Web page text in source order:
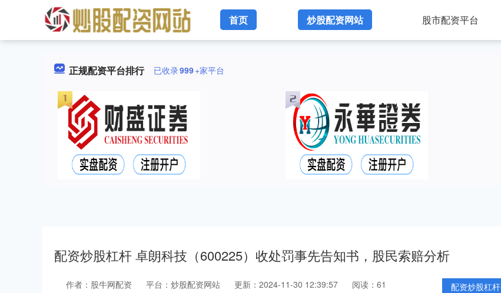
首页 炒股配资网站 股市配资平台
正规配资平台排行 已收录999+家平台
配资炒股杠杆 卓朗科技（600225）收处罚事先告知书，股民索赔分析
配资炒股杠杆
作者：股牛网配资 平台：炒股配资网站 更新：2024-11-30 12:39:57 阅读：61